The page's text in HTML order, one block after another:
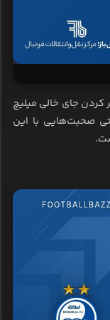
کردن جای خالی میلیچ
صحبت‌هایی با این